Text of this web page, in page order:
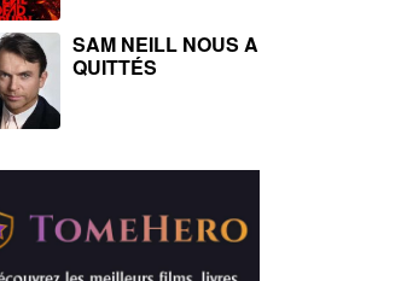
SAM NEILL NOUS A
QUITTÉS